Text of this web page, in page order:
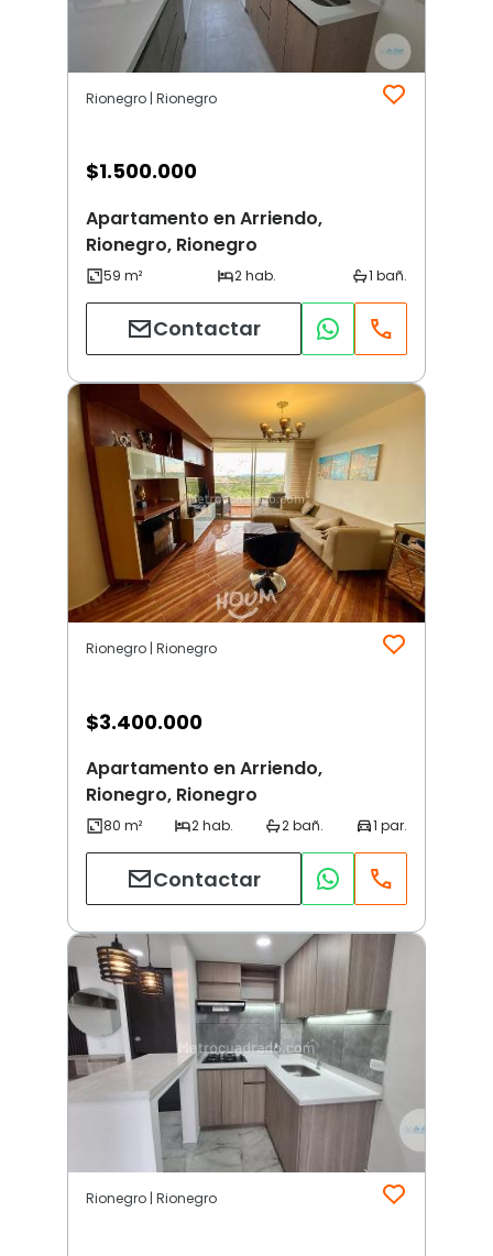
Rionegro | Rionegro
$1.500.000
Apartamento en Arriendo,
Rionegro, Rionegro
Contactar
Rionegro | Rionegro
$3.400.000
Apartamento en Arriendo,
Rionegro, Rionegro
Contactar
Rionegro | Rionegro